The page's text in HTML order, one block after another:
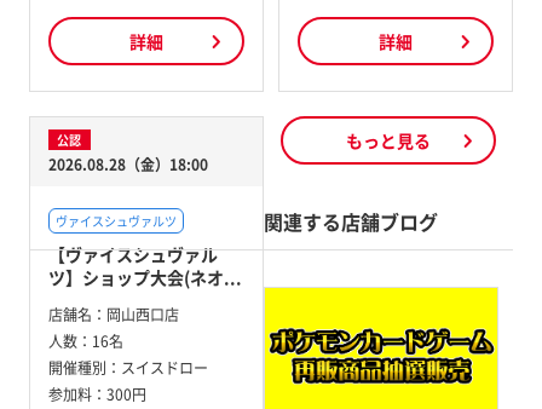
詳細 詳細
公認
2026.08.28（金）18:00
ヴァイスシュヴァルツ
【ヴァイスシュヴァル
ツ】ショップ大会(ネオ...
店舗名： 岡山西口店
人数： 16名
開催種別： スイスドロー
参加料： 300円
もっと見る
関連する店舗ブログ